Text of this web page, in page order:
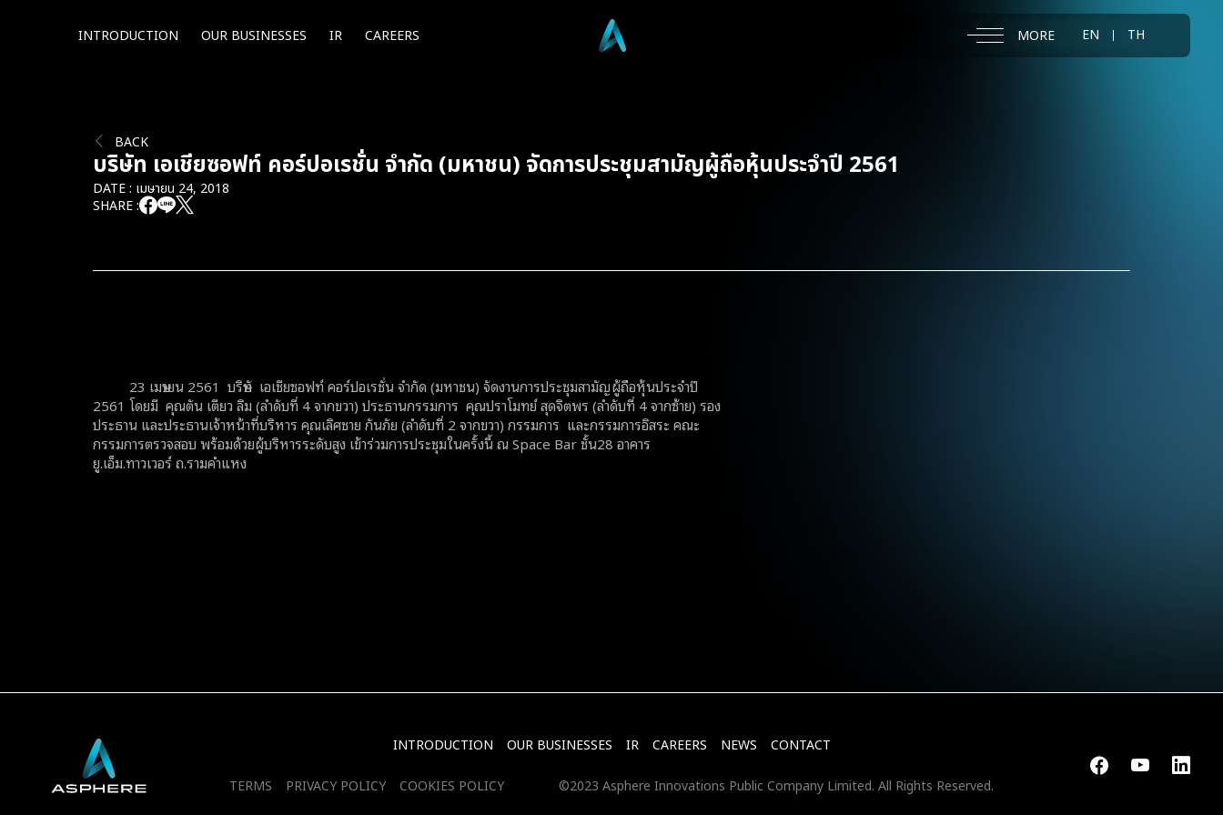
INTRODUCTION OUR BUSINESSES IR CAREERS MORE EN TH
BACK
บริษัท เอเชียซอฟท์ คอร์ปอเรชั่น จำกัด (มหาชน) จัดการประชุมสามัญผู้ถือหุ้นประจำปี 2561
DATE : เมษายน 24, 2018
SHARE :
23 เมษายน 2561 บริษัท เอเชียซอฟท์ คอร์ปอเรชั่น จำกัด (มหาชน) จัดงานการประชุมสามัญผู้ถือหุ้นประจำปี
2561 โดยมี คุณตัน เตียว ลิม (ลำดับที่ 4 จากขวา) ประธานกรรมการ คุณปราโมทย์ สุดจิตพร (ลำดับที่ 4 จากซ้าย) รอง
ประธาน และประธานเจ้าหน้าที่บริหาร คุณเลิศชาย กันภัย (ลำดับที่ 2 จากขวา) กรรมการ และกรรมการอิสระ คณะ
กรรมการตรวจสอบ พร้อมด้วยผู้บริหารระดับสูง เข้าร่วมการประชุมในครั้งนี้ ณ Space Bar ชั้น28 อาคาร
ยู.เอ็ม.ทาวเวอร์ ถ.รามคำแหง
INTRODUCTION OUR BUSINESSES IR CAREERS NEWS CONTACT
TERMS PRIVACY POLICY COOKIES POLICY ©2023 Asphere Innovations Public Company Limited. All Rights Reserved.